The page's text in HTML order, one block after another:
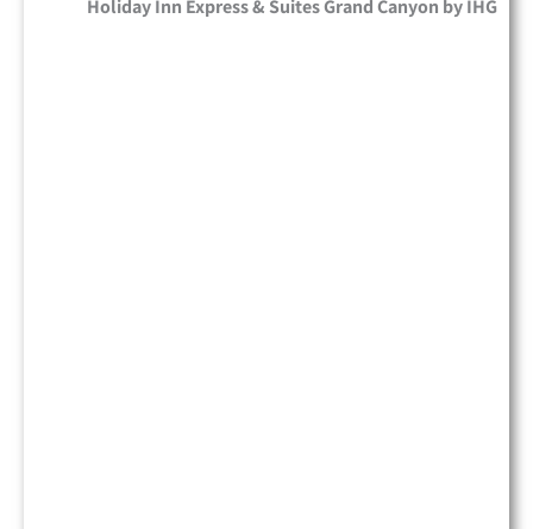
Holiday Inn Express & Suites Grand Canyon by IHG